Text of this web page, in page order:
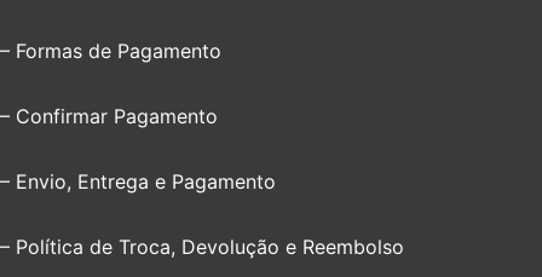
– Formas de Pagamento
– Confirmar Pagamento
– Envio, Entrega e Pagamento
– Política de Troca, Devolução e Reembolso